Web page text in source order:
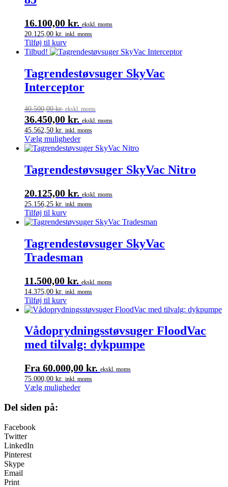
16.100,00 kr. ekskl. moms
20.125,00 kr. inkl. moms
Tilføj til kurv
Tilbud!
Tagrendestøvsuger SkyVac
Interceptor
40.500,00kr. ekskl. moms
36.450,00 kr. ekskl. moms
45.562,50 kr. inkl. moms
Vælg mulighederDette
vare
flere
varianter.
kan
vælges
varesiden
Tagrendestøvsuger SkyVac Nitro
20.125,00 kr. ekskl. moms
25.156,25 kr. inkl. moms
Tilføj til kurv
Tagrendestøvsuger SkyVac
Tradesman
11.500,00 kr. ekskl. moms
14.375,00 kr. inkl. moms
Tilføj til kurv
Vådoprydningsstøvsuger FloodVac
med tilvalg: dykpumpe
Fra 60.000,00 kr. ekskl. moms
75.000,00 kr. inkl. moms
Vælg mulighederDette
Del siden på:
Facebook
Twitter
LinkedIn
Pinterest
Skype
Email
Print